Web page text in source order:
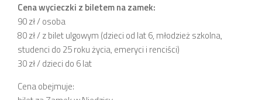
Cena wycieczki z biletem na zamek:
90 zł / osoba
80 zł / z bilet ulgowym (dzieci od lat 6, młodzież szkolna,
studenci do 25 roku życia, emeryci i renciści)
30 zł / dzieci do 6 lat
Cena obejmuje: